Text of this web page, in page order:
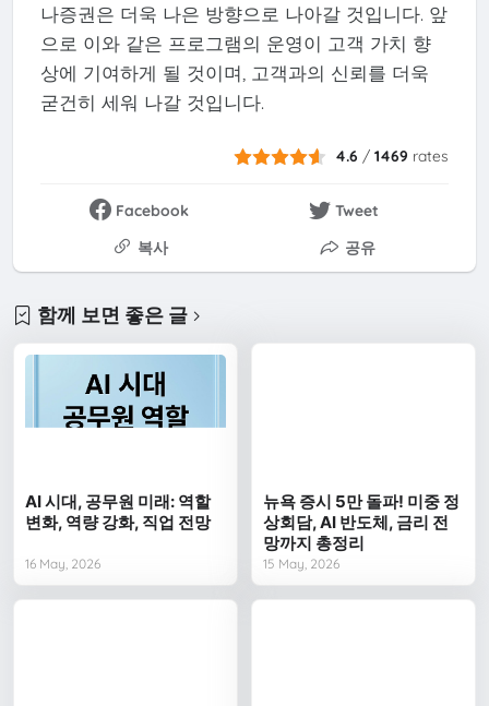
나증권은 더욱 나은 방향으로 나아갈 것입니다. 앞
으로 이와 같은 프로그램의 운영이 고객 가치 향
상에 기여하게 될 것이며, 고객과의 신뢰를 더욱
굳건히 세워 나갈 것입니다.
4.6 /1469 rates
Facebook
Tweet
복사
공유
함께 보면 좋은 글
AI 시대, 공무원 미래: 역할
변화, 역량 강화, 직업 전망
16 May, 2026
뉴욕 증시 5만 돌파! 미중 정
상회담, AI 반도체, 금리 전
망까지 총정리
15 May, 2026